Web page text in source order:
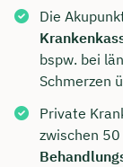
Die
bspw. bei
Schmerzen
Private
zwischen